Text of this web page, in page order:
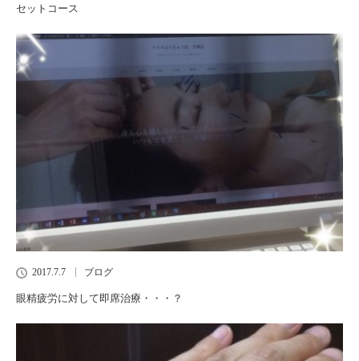
セットコース
2017.7.7 ブログ
眼精疲労に対して即席治療・・・？